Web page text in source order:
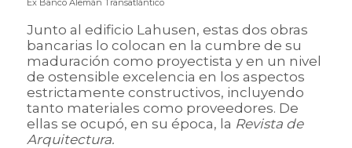
Ex Banco Alemán Transatlántico
Junto al edificio Lahusen, estas dos obras
bancarias lo colocan en la cumbre de su
maduración como proyectista y en un nivel
de ostensible excelencia en los aspectos
estrictamente constructivos, incluyendo
tanto materiales como proveedores. De
ellas se ocupó, en su época, la Revista de
Arquitectura.